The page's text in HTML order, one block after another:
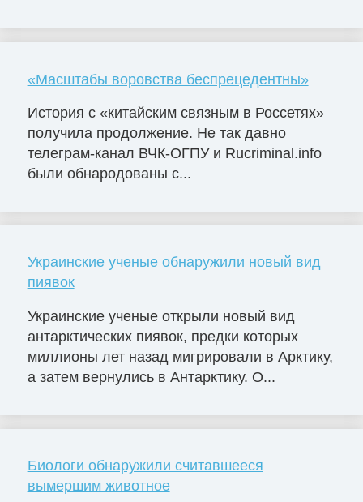
«Масштабы воровства беспрецедентны»
История с «китайским связным в Россетях»
получила продолжение. Не так давно
телеграм-канал ВЧК-ОГПУ и Rucriminal.info
были обнародованы с...
Украинские ученые обнаружили новый вид
пиявок
Украинские ученые открыли новый вид
антарктических пиявок, предки которых
миллионы лет назад мигрировали в Арктику,
а затем вернулись в Антарктику. О...
Биологи обнаружили считавшееся
вымершим животное